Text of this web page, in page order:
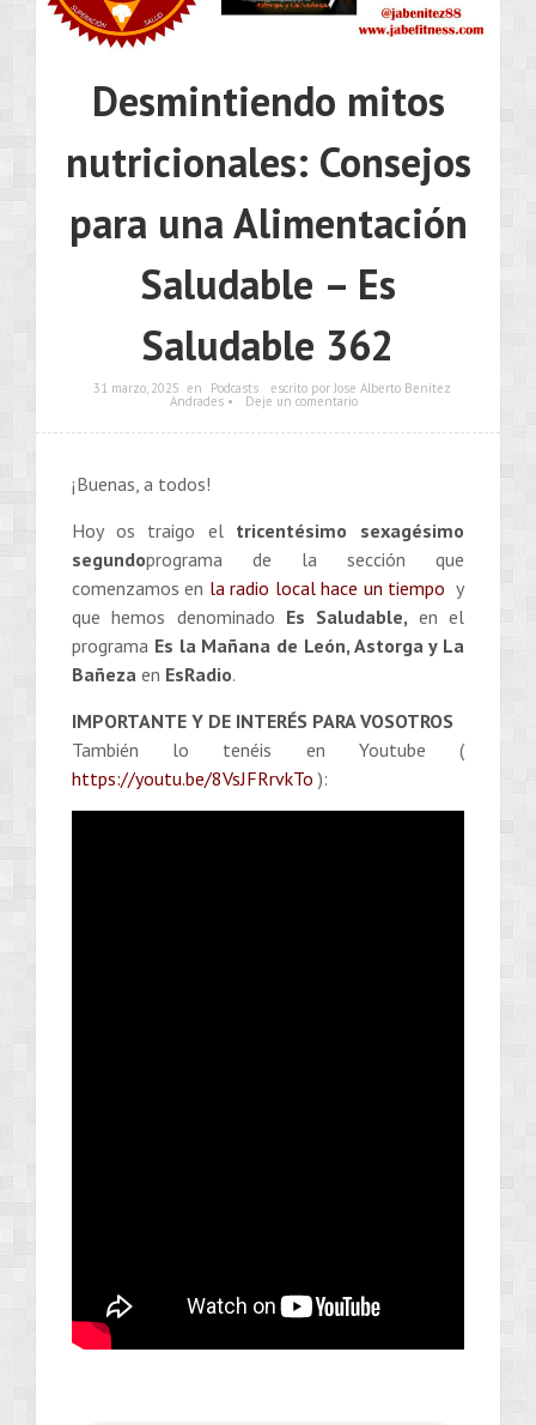
Desmintiendo mitos
nutricionales: Consejos
para una Alimentación
Saludable – Es
Saludable 362
31 marzo, 2025 en Podcasts escrito por Jose Alberto Benítez
Andrades • Deje un comentario
¡Buenas, a todos!
Hoy os traigo el tricentésimo sexagésimo
segundoprograma de la sección que
comenzamos en la radio local hace un tiempo y
que hemos denominado Es Saludable, en el
programa Es la Mañana de León, Astorga y La
Bañeza en EsRadio.
IMPORTANTE Y DE INTERÉS PARA VOSOTROS
También lo tenéis en Youtube (
https://youtu.be/8VsJFRrvkTo ):